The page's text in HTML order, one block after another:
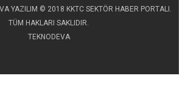
YAZILIM © 2018 KKTC SEKTÖR HABER PORTALI.
TÜM HAKLARI SAKLIDIR.
TEKNODEVA